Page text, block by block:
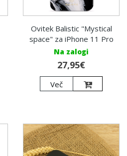
Ovitek Balistic "Mystical
space" za iPhone 11 Pro
Na zalogi
27,95€
Več